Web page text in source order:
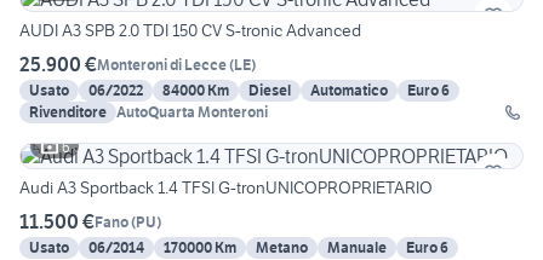
AUDI A3 SPB 2.0 TDI 150 CV S-tronic Advanced
25.900 €Monteroni di Lecce(LE)
Usato
06/2022 84000 Km Diesel Automatico
Euro 6
Rivenditore AutoQuarta Monteroni
6
Audi A3 Sportback 1.4 TFSI G-tronUNICOPROPRIETARIO
11.500 €Fano(PU)
Usato
06/2014 170000 Km Metano Manuale Euro 6